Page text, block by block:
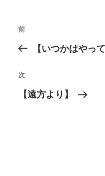
投
ビ
ゲ
過
去
投
稿
前
【いつかはやっ
次
の
次
【遠方より】